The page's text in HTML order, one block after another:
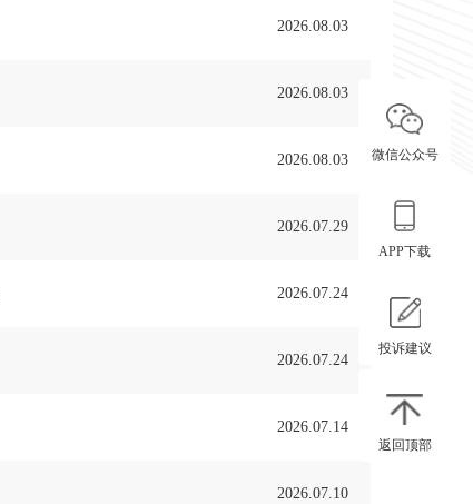
2026.08.03
2026.08.03
2026.08.03
2026.07.29
2026.07.24
2026.07.24
2026.07.14
2026.07.10
微信公众号
APP下载
投诉建议
返回顶部